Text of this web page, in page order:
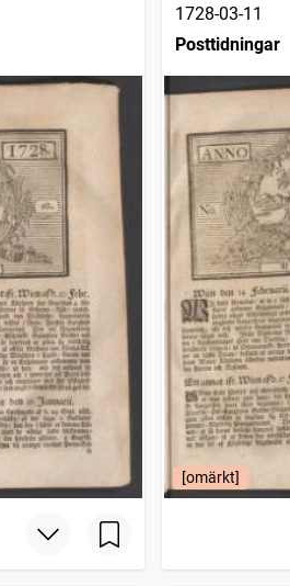
1728-03-11
Posttidningar
[omärkt]